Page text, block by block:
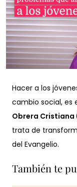
Hacer a los
cambio social, es
Obrera Cristiana
trata de
del Evangelio.
También te